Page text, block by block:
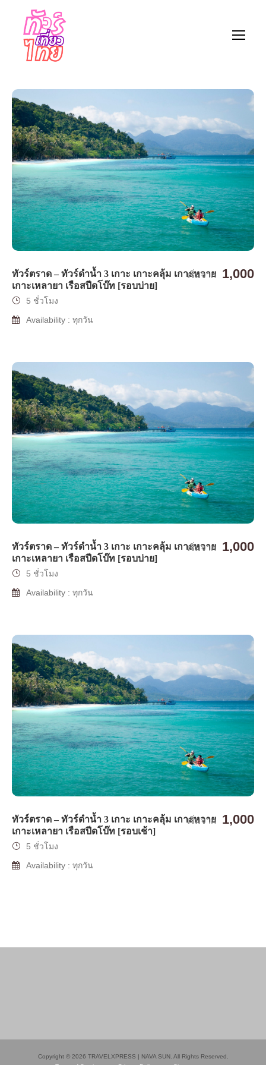
ทัวร์ตราด – ทัวร์ดำน้ำ 3 เกาะ เกาะคลุ้ม เกาะหวาย
เกาะเหลายา เรือสปีดโบ๊ท [รอบบ่าย]
เริ่มจาก 1,000
5 ชั่วโมง
Availability : ทุกวัน
ทัวร์ตราด – ทัวร์ดำน้ำ 3 เกาะ เกาะคลุ้ม เกาะหวาย
เกาะเหลายา เรือสปีดโบ๊ท [รอบบ่าย]
เริ่มจาก 1,000
5 ชั่วโมง
Availability : ทุกวัน
ทัวร์ตราด – ทัวร์ดำน้ำ 3 เกาะ เกาะคลุ้ม เกาะหวาย
เกาะเหลายา เรือสปีดโบ๊ท [รอบเช้า]
เริ่มจาก 1,000
5 ชั่วโมง
Availability : ทุกวัน
Copyright © 2026 TRAVELXPRESS | NAVA SUN. All Rights Reserved.